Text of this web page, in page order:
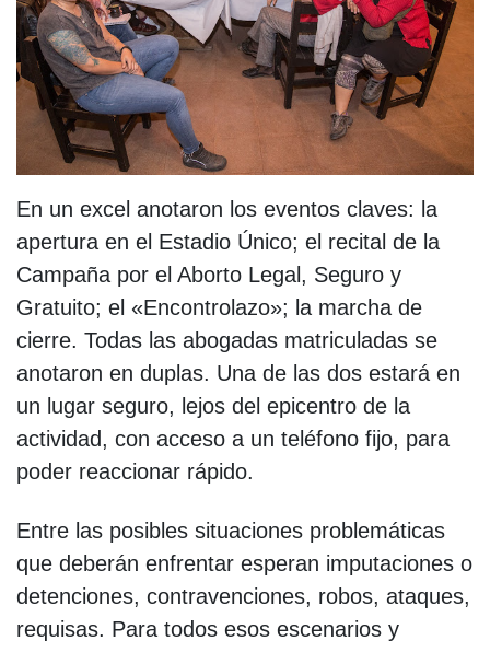
En un excel anotaron los eventos claves: la
apertura en el Estadio Único; el recital de la
Campaña por el Aborto Legal, Seguro y
Gratuito; el «Encontrolazo»; la marcha de
cierre. Todas las abogadas matriculadas se
anotaron en duplas. Una de las dos estará en
un lugar seguro, lejos del epicentro de la
actividad, con acceso a un teléfono fijo, para
poder reaccionar rápido.
Entre las posibles situaciones problemáticas
que deberán enfrentar esperan imputaciones o
detenciones, contravenciones, robos, ataques,
requisas. Para todos esos escenarios y